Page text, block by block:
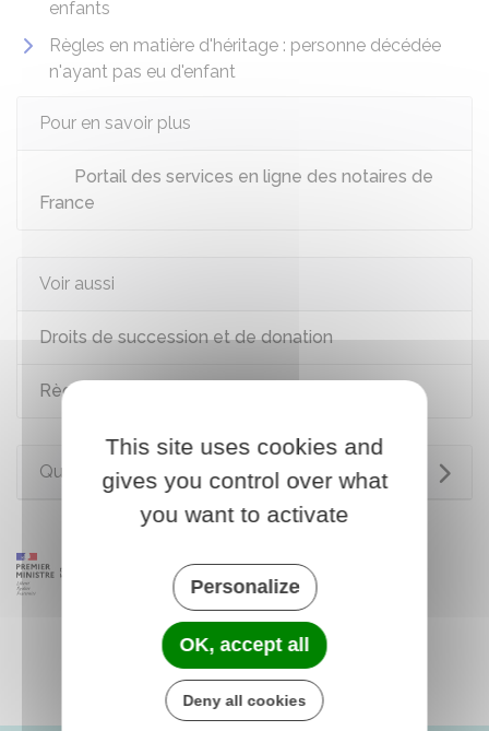
enfants
Règles en matière d'héritage : personne décédée
n'ayant pas eu d'enfant
Pour en savoir plus
Portail des services en ligne des notaires de
France
Voir aussi
Droits de succession et de donation
Règlement d'une succession
Questions ? Réponses !
This site uses cookies and
gives you control over what
you want to activate
Personalize
OK, accept all
Deny all cookies